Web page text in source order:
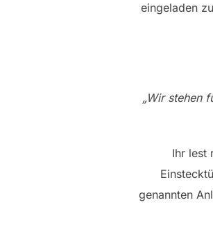
eingeladen
„Wir stehen
Ihr lest
genannten